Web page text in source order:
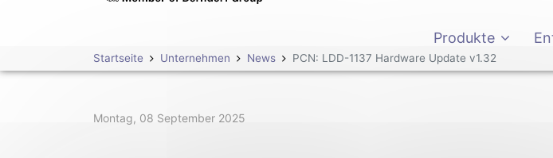
Produkte
Startseite Unternehmen News PCN: LDD-1137 Hardware Update v1.32
Montag, 08 September 2025